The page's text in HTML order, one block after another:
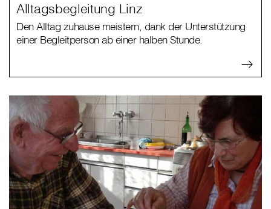
Alltagsbegleitung Linz
Den Alltag zuhause meistern, dank der Unterstützung
einer Begleitperson ab einer halben Stunde.